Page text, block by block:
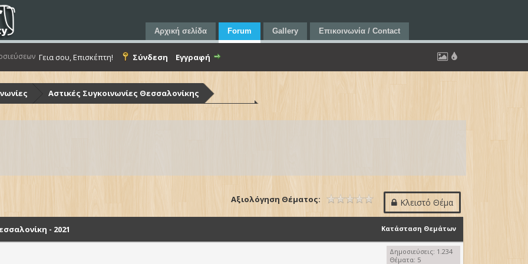
Αρχική σελίδα Forum Gallery Επικοινωνία / Contact
Γεια σου, Επισκέπτη! Σύνδεση Εγγραφή
Αστικές Συγκοινωνίες Θεσσαλονίκης
(Ο.Α.Σ.Θ.)
Κλειστό Θέμα
Αξιολόγηση Θέματος:
Κατάσταση Θεμάτων
- 2021
Δημοσιεύσεις: 1.234
Θέματα: 5